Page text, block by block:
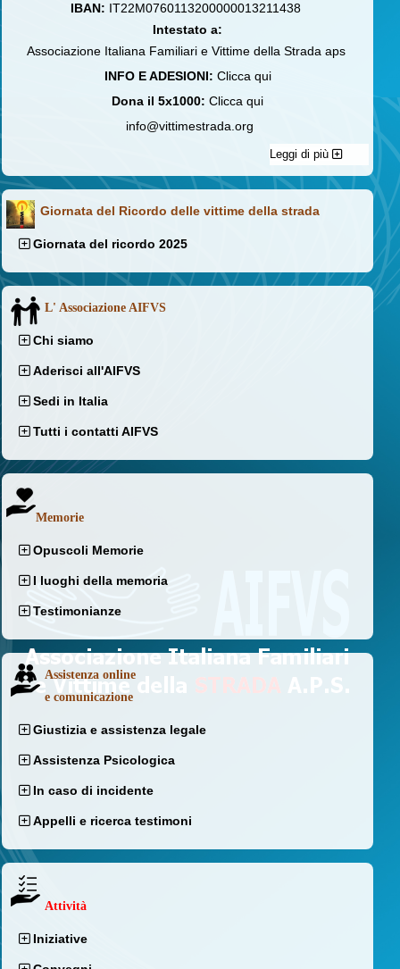
IBAN: IT22M0760113200000013211438
Intestato a:
Associazione Italiana Familiari e Vittime della Strada aps
INFO E ADESIONI: Clicca qui
Dona il 5x1000: Clicca qui
info@vittimestrada.org
Leggi di più
Giornata del Ricordo delle vittime della strada
Giornata del ricordo 2025
L' Associazione AIFVS
Chi siamo
Aderisci all'AIFVS
Sedi in Italia
Tutti i contatti AIFVS
Memorie
Opuscoli Memorie
I luoghi della memoria
Testimonianze
Assistenza online
e comunicazione
Giustizia e assistenza legale
Assistenza Psicologica
In caso di incidente
Appelli e ricerca testimoni
Attività
Iniziative